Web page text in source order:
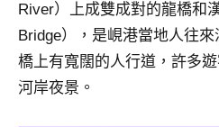
River）上成雙成對的龍橋和
Bridge），是峴港當地人往
橋上有寬闊的人行道，許多
河岸夜景。